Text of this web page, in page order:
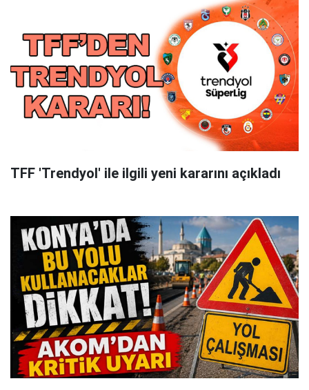
TFF 'Trendyol' ile ilgili yeni kararını açıkladı